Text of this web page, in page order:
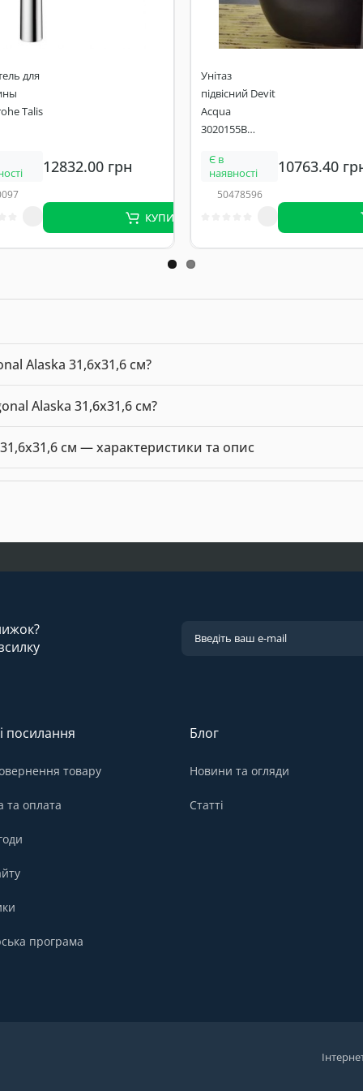
для
Talis
12832.00 грн
КУПИТИ
Унітаз
підвісний Devit
Acqua
3020155B
сидінням slim,
quickfix
Є в
наявності
50478596
10763.40
Alaska 31,6x31,6 см?
Alaska 31,6x31,6 см?
см — характеристики та опис
. Виробник: VIVES. Ціна: 2226.54 грн.
посилання
товару
та оплата
програма
Блог
Новини та огляди
Статті